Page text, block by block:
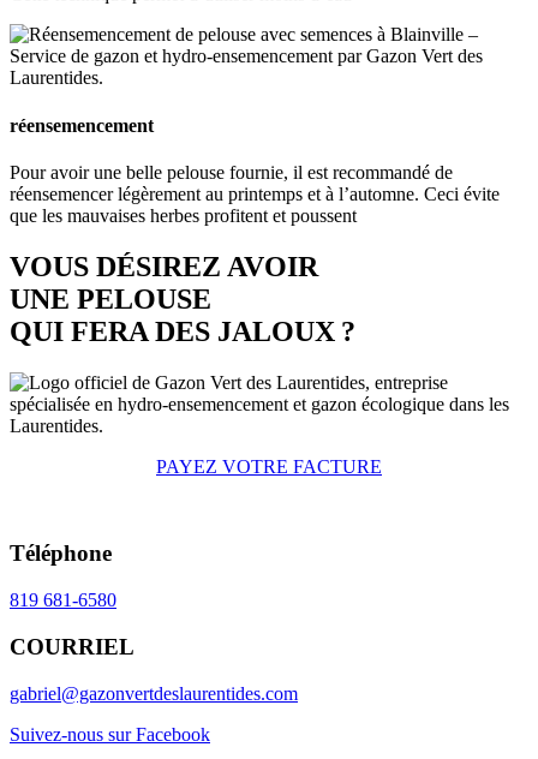
réensemencement
Pour avoir une belle pelouse fournie, il est recommandé de
réensemencer légèrement au printemps et à l’automne. Ceci évite
que les mauvaises herbes profitent et poussent
VOUS DÉSIREZ AVOIR
UNE PELOUSE
QUI FERA DES JALOUX ?
PAYEZ VOTRE FACTURE
Téléphone
819 681-6580
COURRIEL
gabriel@gazonvertdeslaurentides.com
Suivez-nous sur Facebook